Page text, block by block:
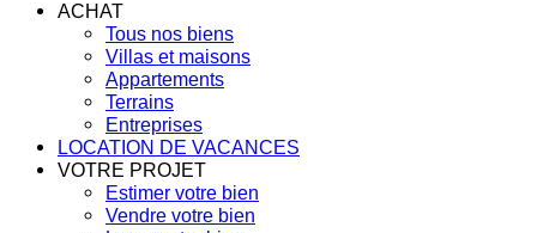
ACHAT
Tous nos biens
Villas et maisons
Appartements
Terrains
Entreprises
LOCATION DE VACANCES
VOTRE PROJET
Estimer votre bien
Vendre votre bien